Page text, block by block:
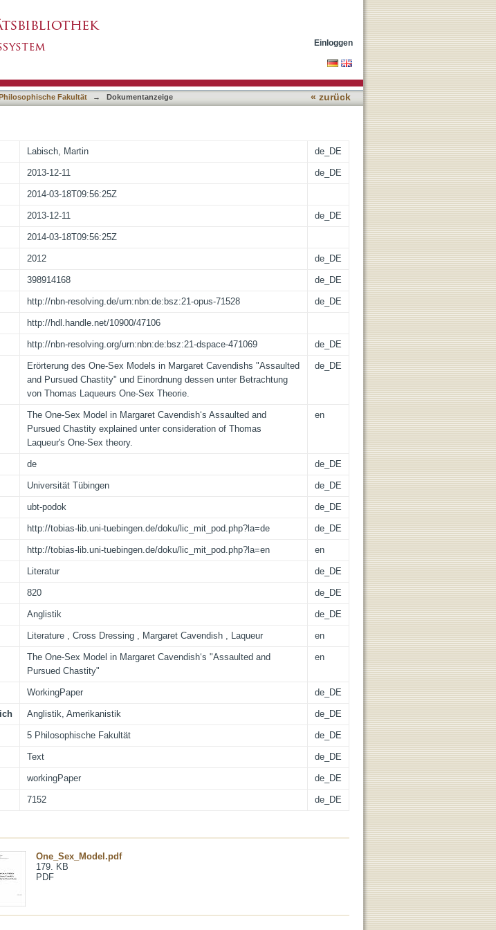
Einloggen
Fakultät → Dokumentanzeige « zurück
Labisch, Martin de_DE
2013-12-11 de_DE
2014-03-18T09:56:25Z
2013-12-11 de_DE
2014-03-18T09:56:25Z
2012 de_DE
398914168 de_DE
http://nbn-resolving.de/urn:nbn:de:bsz:21-opus-71528 de_DE
http://hdl.handle.net/10900/47106
http://nbn-resolving.org/urn:nbn:de:bsz:21-dspace-471069 de_DE
Erörterung des One-Sex Models in Margaret Cavendishs "Assaulted
and Pursued Chastity" und Einordnung dessen unter Betrachtung
von Thomas Laqueurs One-Sex Theorie.
de_DE
The One-Sex Model in Margaret Cavendish‘s Assaulted and
Pursued Chastity explained unter consideration of Thomas
Laqueur's One-Sex theory.
en
de de_DE
Universität Tübingen de_DE
ubt-podok de_DE
http://tobias-lib.uni-tuebingen.de/doku/lic_mit_pod.php?la=de de_DE
http://tobias-lib.uni-tuebingen.de/doku/lic_mit_pod.php?la=en en
Literatur de_DE
820 de_DE
Anglistik de_DE
Literature , Cross Dressing , Margaret Cavendish , Laqueur en
The One-Sex Model in Margaret Cavendish‘s "Assaulted and
Pursued Chastity"
en
WorkingPaper de_DE
Anglistik, Amerikanistik de_DE
5 Philosophische Fakultät de_DE
Text de_DE
workingPaper de_DE
7152 de_DE
One_Sex_Model.pdf
179. KB
PDF